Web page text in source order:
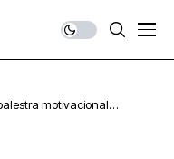
motivacional